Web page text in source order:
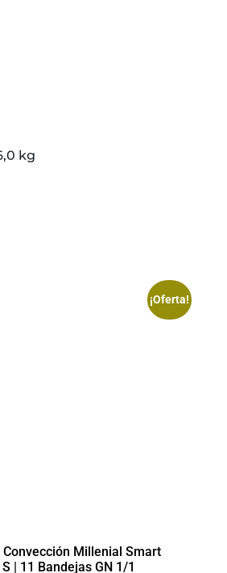
kg
¡Oferta!
Convección Millenial Smart
| 11 Bandejas GN 1/1